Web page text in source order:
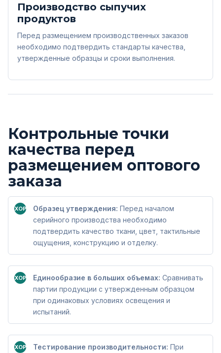
Производство сыпучих
продуктов
Перед размещением производственных заказов
необходимо подтвердить стандарты качества,
утвержденные образцы и сроки выполнения.
Контрольные точки
качества перед
размещением оптового
заказа
ХОРОШООбразец утверждения: Перед началом
серийного производства необходимо
подтвердить качество ткани, цвет, тактильные
ощущения, конструкцию и отделку.
ХОРОШОЕдинообразие в больших объемах: Сравнивать
партии продукции с утвержденным образцом
при одинаковых условиях освещения и
испытаний.
ХОРОШОТестирование производительности: При